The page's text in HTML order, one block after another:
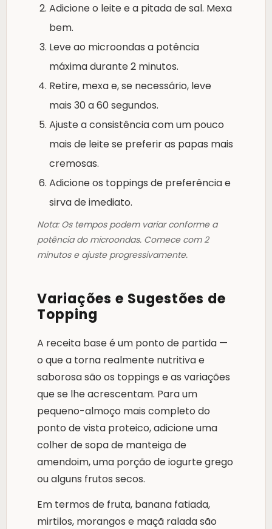
Adicione o leite e a pitada de sal. Mexa
bem.
Leve ao microondas a potência
máxima durante 2 minutos.
Retire, mexa e, se necessário, leve
mais 30 a 60 segundos.
Ajuste a consistência com um pouco
mais de leite se preferir as papas mais
cremosas.
Adicione os toppings de preferência e
sirva de imediato.
Nota: Os tempos podem variar conforme a
potência do microondas. Comece com 2
minutos e ajuste progressivamente.
Variações e Sugestões de
Topping
A receita base é um ponto de partida —
o que a torna realmente nutritiva e
saborosa são os toppings e as variações
que se lhe acrescentam. Para um
pequeno-almoço mais completo do
ponto de vista proteico, adicione uma
colher de sopa de manteiga de
amendoim, uma porção de iogurte grego
ou alguns frutos secos.
Em termos de fruta, banana fatiada,
mirtilos, morangos e maçã ralada são